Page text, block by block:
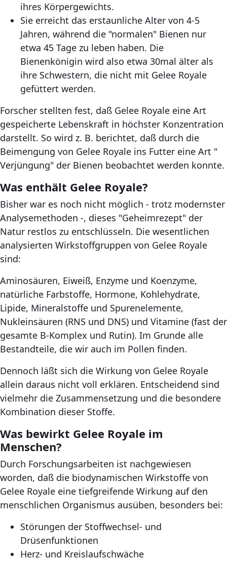
ihres Körpergewichts.
Sie erreicht das erstaunliche Alter von 4-5
Jahren, während die "normalen" Bienen nur
etwa 45 Tage zu leben haben. Die
Bienenkönigin wird also etwa 30mal älter als
ihre Schwestern, die nicht mit Gelee Royale
gefüttert werden.
Forscher stellten fest, daß Gelee Royale eine Art
gespeicherte Lebenskraft in höchster Konzentration
darstellt. So wird z. B. berichtet, daß durch die
Beimengung von Gelee Royale ins Futter eine Art "
Verjüngung" der Bienen beobachtet werden konnte.
Was enthält Gelee Royale?
Bisher war es noch nicht möglich - trotz modernster
Analysemethoden -, dieses "Geheimrezept" der
Natur restlos zu entschlüsseln. Die wesentlichen
analysierten Wirkstoffgruppen von Gelee Royale
sind:
Aminosäuren, Eiweiß, Enzyme und Koenzyme,
natürliche Farbstoffe, Hormone, Kohlehydrate,
Lipide, Mineralstoffe und Spurenelemente,
Nukleinsäuren (RNS und DNS) und Vitamine (fast der
gesamte B-Komplex und Rutin). Im Grunde alle
Bestandteile, die wir auch im Pollen finden.
Dennoch läßt sich die Wirkung von Gelee Royale
allein daraus nicht voll erklären. Entscheidend sind
vielmehr die Zusammensetzung und die besondere
Kombination dieser Stoffe.
Was bewirkt Gelee Royale im
Menschen?
Durch Forschungsarbeiten ist nachgewiesen
worden, daß die biodynamischen Wirkstoffe von
Gelee Royale eine tiefgreifende Wirkung auf den
menschlichen Organismus ausüben, besonders bei:
Störungen der Stoffwechsel- und
Drüsenfunktionen
Herz- und Kreislaufschwäche